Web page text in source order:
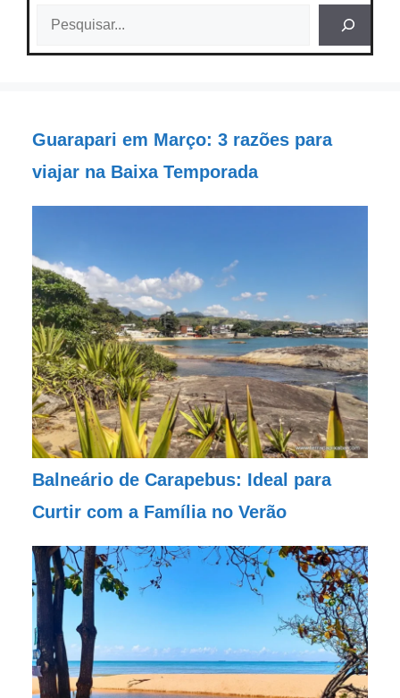
Guarapari em Março: 3 razões para
viajar na Baixa Temporada
Balneário de Carapebus: Ideal para
Curtir com a Família no Verão